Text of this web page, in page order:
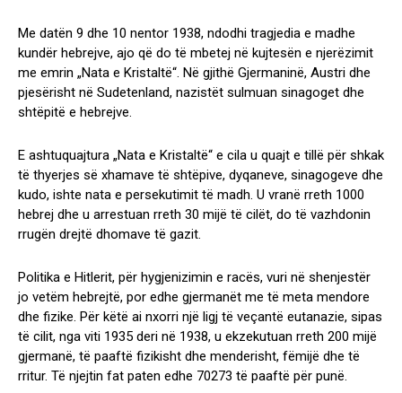
Me datën 9 dhe 10 nentor 1938, ndodhi tragjedia e madhe
kundër hebrejve, ajo që do të mbetej në kujtesën e njerëzimit
me emrin „Nata e Kristaltë“. Në gjithë Gjermaninë, Austri dhe
pjesërisht në Sudetenland, nazistët sulmuan sinagoget dhe
shtëpitë e hebrejve.
E ashtuquajtura „Nata e Kristaltë“ e cila u quajt e tillë për shkak
të thyerjes së xhamave të shtëpive, dyqaneve, sinagogeve dhe
kudo, ishte nata e persekutimit të madh. U vranë rreth 1000
hebrej dhe u arrestuan rreth 30 mijë të cilët, do të vazhdonin
rrugën drejtë dhomave të gazit.
Politika e Hitlerit, për hygjenizimin e racës, vuri në shenjestër
jo vetëm hebrejtë, por edhe gjermanët me të meta mendore
dhe fizike. Për këtë ai nxorri një ligj të veçantë eutanazie, sipas
të cilit, nga viti 1935 deri në 1938, u ekzekutuan rreth 200 mijë
gjermanë, të paaftë fizikisht dhe menderisht, fëmijë dhe të
rritur. Të njejtin fat paten edhe 70273 të paaftë për punë.